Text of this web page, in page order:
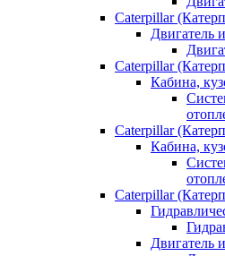
Caterpillar
Двигатель
Caterpillar
Кабина,
Caterpillar
Кабина,
Caterpillar
Двигатель